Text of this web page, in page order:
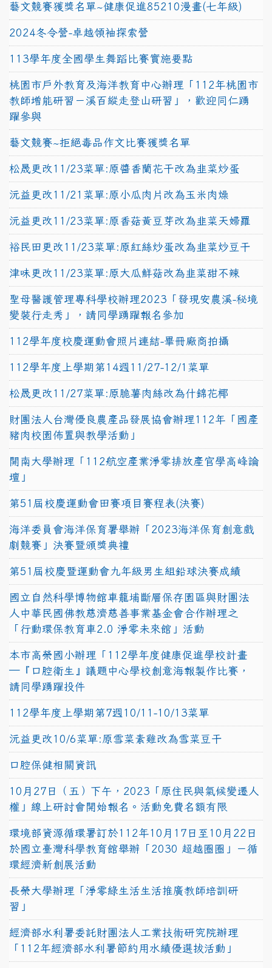
藝文競賽獲獎名單~健康促進85210漫畫(七年級)
2024冬令營-卓越領袖探索營
113學年度全國學生舞蹈比賽實施要點
桃園市戶外教育及海洋教育中心辦理「112年桃園市
教師增能研習－溪百縱走登山研習」，歡迎同仁踴
躍參與
藝文競賽~拒絕毒品作文比賽獲獎名單
松晟更改11/23菜單:原醬香蘭花干改為韭菜炒蛋
沅益更改11/21菜單:原小瓜肉片改為玉米肉燥
沅益更改11/23菜單:原香菇黃豆芽改為韭菜天婦羅
裕民田更改11/23菜單:原紅絲炒蛋改為韭菜炒豆干
津味更改11/23菜單:原大瓜鮮菇改為韭菜甜不辣
聖母醫護管理專科學校辦理2023「發現安農溪-秘境
變裝行走秀」，請同學踴躍報名參加
112學年度校慶運動會照片連結-畢冊廠商拍攝
112學年度上學期第14週11/27-12/1菜單
松晟更改11/27菜單:原脆薯肉絲改為什錦花椰
財團法人台灣優良農產品發展協會辦理112年「國產
豬肉校園佈置與教學活動」
開南大學辦理「112航空產業淨零排放產官學高峰論
壇」
第51屆校慶運動會田賽項目賽程表(決賽)
海洋委員會海洋保育署舉辦「2023海洋保育創意戲
劇競賽」決賽暨頒獎典禮
第51屆校慶暨運動會九年級男生組鉛球決賽成績
國立自然科學博物館車籠埔斷層保存園區與財團法
人中華民國佛教慈濟慈善事業基金會合作辦理之
「行動環保教育車2.0 淨零未來館」活動
本市高榮國小辦理「112學年度健康促進學校計畫
─『口腔衛生』議題中心學校創意海報製作比賽，
請同學踴躍投件
112學年度上學期第7週10/11-10/13菜單
沅益更改10/6菜單:原雪菜素雞改為雪菜豆干
口腔保健相關資訊
10月27日（五）下午，2023「原住民與氣候變遷人
權」線上研討會開始報名。活動免費名額有限
環境部資源循環署訂於112年10月17日至10月22日
於國立臺灣科學教育館舉辦「2030 超越圈圈」－循
環經濟新創展活動
長榮大學辦理「淨零綠生活生活推廣教師培訓研
習」
經濟部水利署委託財團法人工業技術研究院辦理
「112年經濟部水利署節約用水績優選拔活動」